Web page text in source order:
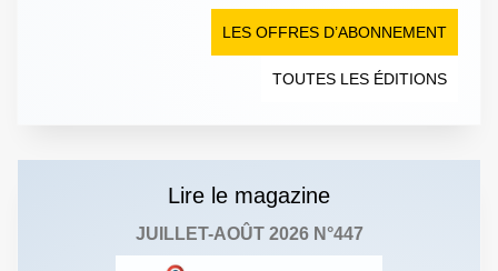
LES OFFRES D’ABONNEMENT
TOUTES LES ÉDITIONS
Lire le magazine
JUILLET-AOÛT 2026 N°447